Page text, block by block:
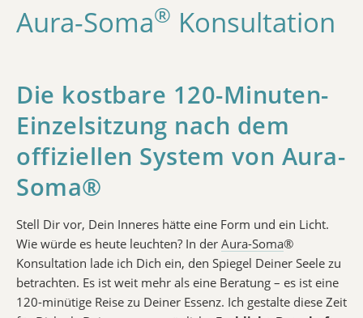
Aura-Soma® Konsultation
Die kostbare 120-Minuten-
Einzelsitzung nach dem
offiziellen System von Aura-
Soma®
Stell Dir vor, Dein Inneres hätte eine Form und ein Licht.
Wie würde es heute leuchten? In der Aura-Soma®
Konsultation lade ich Dich ein, den Spiegel Deiner Seele zu
betrachten. Es ist weit mehr als eine Beratung – es ist eine
120-minütige Reise zu Deiner Essenz. Ich gestalte diese Zeit